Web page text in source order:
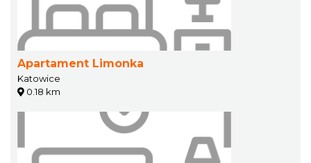
Apartament Limonka
Katowice
0.18 km